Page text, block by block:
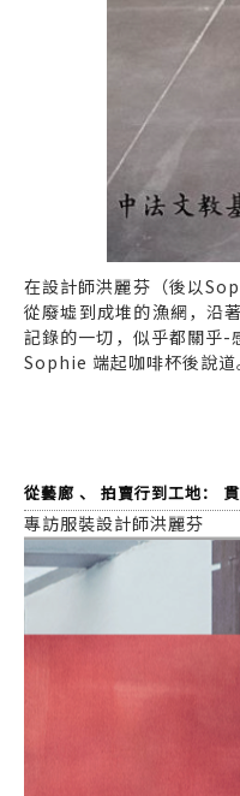
在設計師洪麗芬（後以
從廢墟到成堆的漁網，沿
記錄的一切，似乎都關乎-
Sophie 端起咖啡杯後說道
從藝廊 、 拍賣行到工地：
專訪服裝設計師洪麗芬